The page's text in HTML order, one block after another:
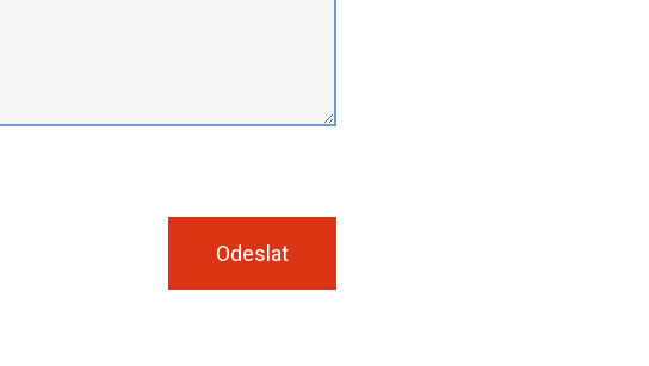
Odeslat